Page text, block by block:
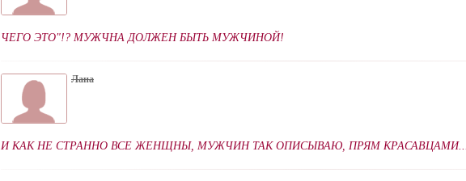
ЧЕГО ЭТО"!? МУЖЧНА ДОЛЖЕН БЫТЬ МУЖЧИНОЙ!
Лана
И КАК НЕ СТРАННО ВСЕ ЖЕНЩНЫ, МУЖЧИН ТАК ОПИСЫВАЮ, ПРЯМ